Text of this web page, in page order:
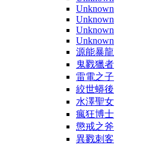
Unknown
Unknown
Unknown
Unknown
源能暴龍
鬼戮獵者
雷電之子
絞世蟒後
水澤聖女
瘋狂博士
懲戒之斧
異戮刺客